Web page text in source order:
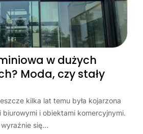
w dużych
Moda, czy stały
kilka lat temu była kojarzona
biurowymi i obiektami komercyjnymi.
się…